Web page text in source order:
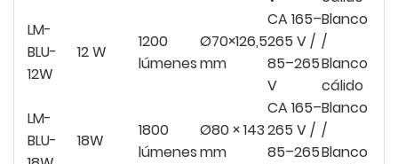
LM-
BLU-
12W
12 W
1200
lúmenes
Ø70×126,5
mm
CA 165–
265 V /
85–265
V
Blanco
/
Blanco
cálido
LM-
BLU-
18W
1800
lúmenes
Ø80 × 143
mm
CA 165–
265 V /
85–265
Blanco
/
Blanco